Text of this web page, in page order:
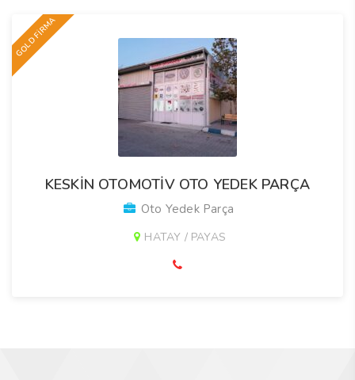
GOLD FİRMA
KESKİN OTOMOTİV OTO YEDEK PARÇA
Oto Yedek Parça
HATAY / PAYAS